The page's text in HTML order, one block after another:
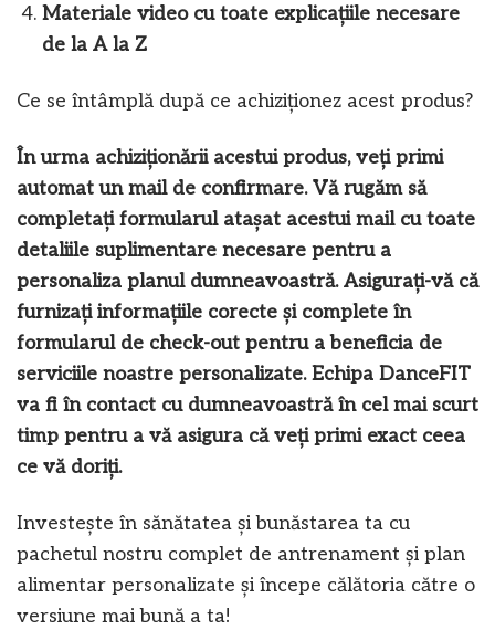
Materiale video cu toate explicațiile necesare
de la A la Z
Ce se întâmplă după ce achiziționez acest produs?
În urma achiziționării acestui produs, veți primi
automat un mail de confirmare. Vă rugăm să
completați formularul atașat acestui mail cu toate
detaliile suplimentare necesare pentru a
personaliza planul dumneavoastră. Asigurați-vă că
furnizați informațiile corecte și complete în
formularul de check-out pentru a beneficia de
serviciile noastre personalizate. Echipa DanceFIT
va fi în contact cu dumneavoastră în cel mai scurt
timp pentru a vă asigura că veți primi exact ceea
ce vă doriți.
Investește în sănătatea și bunăstarea ta cu
pachetul nostru complet de antrenament și plan
alimentar personalizate și începe călătoria către o
versiune mai bună a ta!